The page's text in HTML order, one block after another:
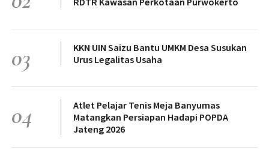
03
KKN UIN Saizu Bantu UMKM Desa Susukan
Urus Legalitas Usaha
04
Atlet Pelajar Tenis Meja Banyumas
Matangkan Persiapan Hadapi POPDA
Jateng 2026